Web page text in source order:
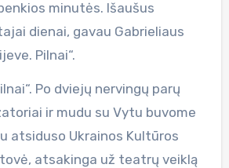
minutės. Išaušus
dienai, gavau Gabrieliaus
Pilnai“.
Po dviejų nervingų parų
ir mudu su Vytu buvome
atsiduso Ukrainos Kultūros
atsakinga už teatrų veiklą